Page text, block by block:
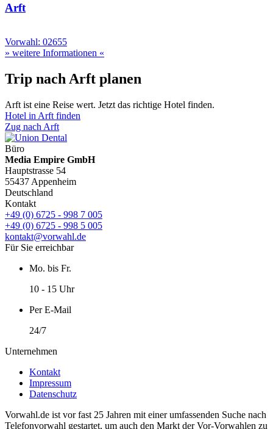
Arft
Vorwahl: 02655
» weitere Informationen «
Trip nach Arft planen
Arft ist eine Reise wert. Jetzt das richtige Hotel finden.
Hotel in Arft finden
Zug nach Arft
Büro
Media Empire GmbH
Hauptstrasse 54
55437 Appenheim
Deutschland
Kontakt
+49 (0) 6725 - 998 7 005
+49 (0) 6725 - 998 5 005
kontakt@vorwahl.de
Für Sie erreichbar
Mo. bis Fr.
10 - 15 Uhr
Per E-Mail
24/7
Unternehmen
Kontakt
Impressum
Datenschutz
Vorwahl.de ist vor fast 25 Jahren mit einer umfassenden Suche nach
Telefonvorwahl gestartet, um auch den Markt der Vor-Vorwahlen zu